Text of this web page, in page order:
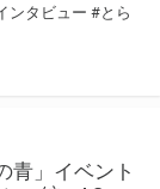
ンタビュー #とら
青」イベント